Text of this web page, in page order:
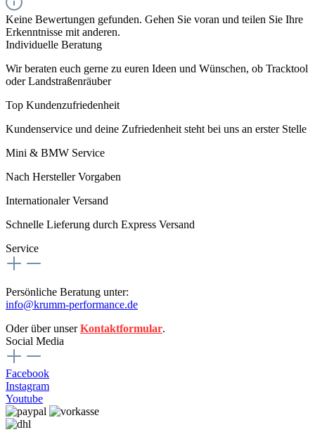
Keine Bewertungen gefunden. Gehen Sie voran und teilen Sie Ihre
Erkenntnisse mit anderen.
Individuelle Beratung
Wir beraten euch gerne zu euren Ideen und Wünschen, ob Tracktool
oder Landstraßenräuber
Top Kundenzufriedenheit
Kundenservice und deine Zufriedenheit steht bei uns an erster Stelle
Mini & BMW Service
Nach Hersteller Vorgaben
Internationaler Versand
Schnelle Lieferung durch Express Versand
Service
Persönliche Beratung unter:
info@krumm-performance.de
Oder über unserKontaktformular.
Social Media
Facebook
Instagram
Youtube